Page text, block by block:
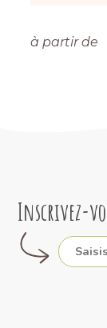
à partir de
Inscrivez-